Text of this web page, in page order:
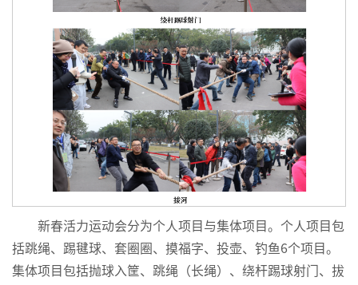
新春活力运动会分为个人项目与集体项目。个人项目包
括跳绳、踢毽球、套圈圈、摸福字、投壶、钓鱼6个项目。
集体项目包括抛球入筐、跳绳（长绳）、绕杆踢球射门、拔